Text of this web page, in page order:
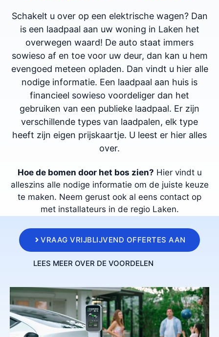
Schakelt u over op een elektrische wagen? Dan
is een laadpaal aan uw woning in Laken het
overwegen waard! De auto staat immers
sowieso af en toe voor uw deur, dan kan u hem
evengoed meteen opladen. Dan vindt u hier alle
nodige informatie. Een laadpaal aan huis is
financieel sowieso voordeliger dan het
gebruiken van een publieke laadpaal. Er zijn
verschillende types van laadpalen, elk type
heeft zijn eigen prijskaartje. U leest er hier alles
over.
Hoe de bomen door het bos zien? Hier vindt u
alleszins alle nodige informatie om de juiste keuze
te maken. Neem gerust ook al eens contact op
met installateurs in de regio Laken.
VRAAG VRIJBLIJVEND OFFERTES AAN
LEES MEER OVER DE VOORDELEN